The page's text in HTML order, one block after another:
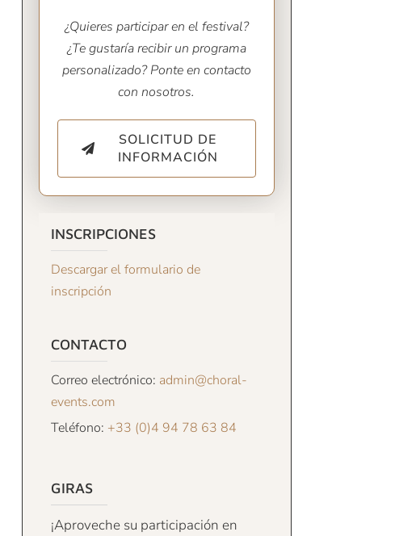
¿Quieres participar en el festival?
¿Te gustaría recibir un programa
personalizado? Ponte en contacto
con nosotros.
SOLICITUD DE
INFORMACIÓN
INSCRIPCIONES
Descargar el formulario de
inscripción
CONTACTO
Correo electrónico: admin@choral-
events.com
Teléfono: +33 (0)4 94 78 63 84
GIRAS
¡Aproveche su participación en